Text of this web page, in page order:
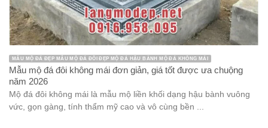
MẪU MỘ ĐÁ ĐẸP MẪU MỘ ĐÁ ĐÔI ĐẸP MỘ ĐÁ HẬU BÀNH MỘ ĐÁ KHÔNG MÁI
Mẫu mộ đá đôi không mái đơn giản, giá tốt được ưa chuộng
năm 2026
Mộ đá đôi không mái là mẫu mộ liền khối dạng hậu bành vuông
vức, gọn gàng, tính thẩm mỹ cao và vô cùng bền ...